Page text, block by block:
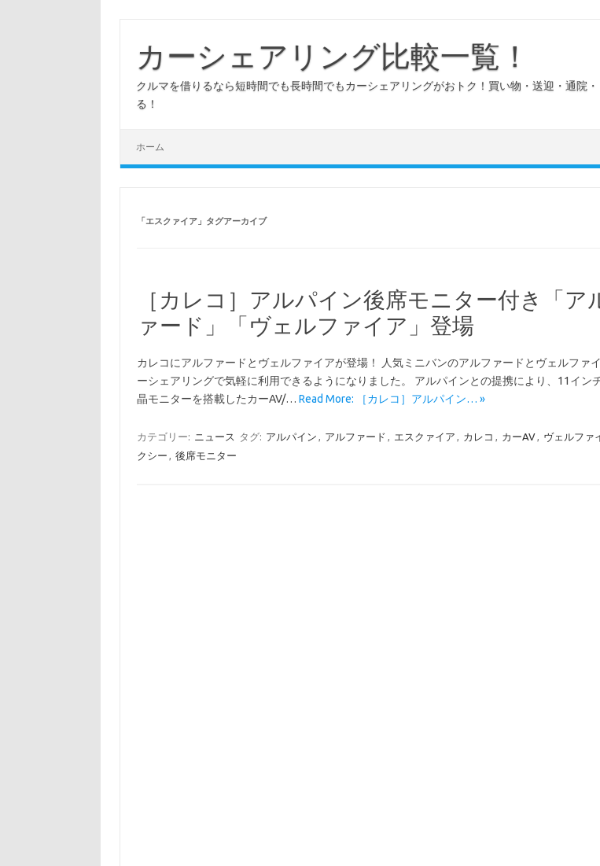
カーシェアリング比較一覧！
クルマを借りるなら短時間でも長時間でもカーシェアリングがおトク！買い物・送迎・通院
る！
ホーム
「エスクァイア」タグアーカイブ
［カレコ］アルパイン後席モニター付き「ア
ァード」「ヴェルファイア」登場
カレコにアルファードとヴェルファイアが登場！ 人気ミニバンのアルファードとヴェルファ
ーシェアリングで気軽に利用できるようになりました。 アルパインとの提携により、11イン
晶モニターを搭載したカーAV/… Read More: ［カレコ］アルパイン… »
カテゴリー: ニュース タグ: アルパイン , アルファード , エスクァイア , カレコ , カーAV, ヴェルファ
クシー , 後席モニター